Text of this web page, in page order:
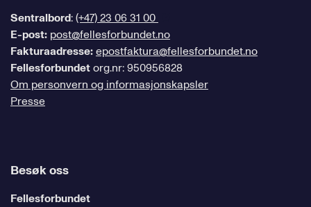
Sentralbord:(+47) 23 06 31 00
E-post: post@fellesforbundet.no
Fakturaadresse:epostfaktura@fellesforbundet.no
Fellesforbundetorg.nr: 950956828
Om personvern og informasjonskapsler
Presse
Besøk oss
Fellesforbundet